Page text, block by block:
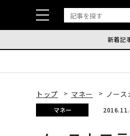
新着記
トップ マネー ノー
マネー